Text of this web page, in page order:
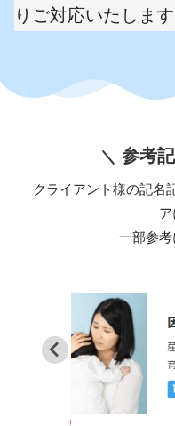
りご対応いたします
参考
クライアント様の記名
ア
一部参考